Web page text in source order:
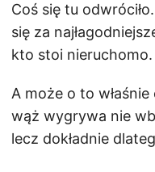
Coś się tu
się za
kto stoi nieruchomo.
A może o to
wąż wygrywa nie
lecz dokładnie